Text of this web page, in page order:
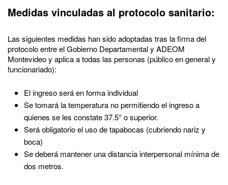
Medidas vinculadas al protocolo sanitario:
Las siguientes medidas han sido adoptadas tras la firma del
protocolo entre el Gobierno Departamental y ADEOM
Montevideo y aplica a todas las personas (público en general y
funcionariado):
El ingreso será en forma individual
Se tomará la temperatura no permitiendo el ingreso a
quienes se les constate 37.5° o superior.
Será obligatorio el uso de tapabocas (cubriendo nariz y
boca)
Se deberá mantener una distancia interpersonal mínima de
dos metros.